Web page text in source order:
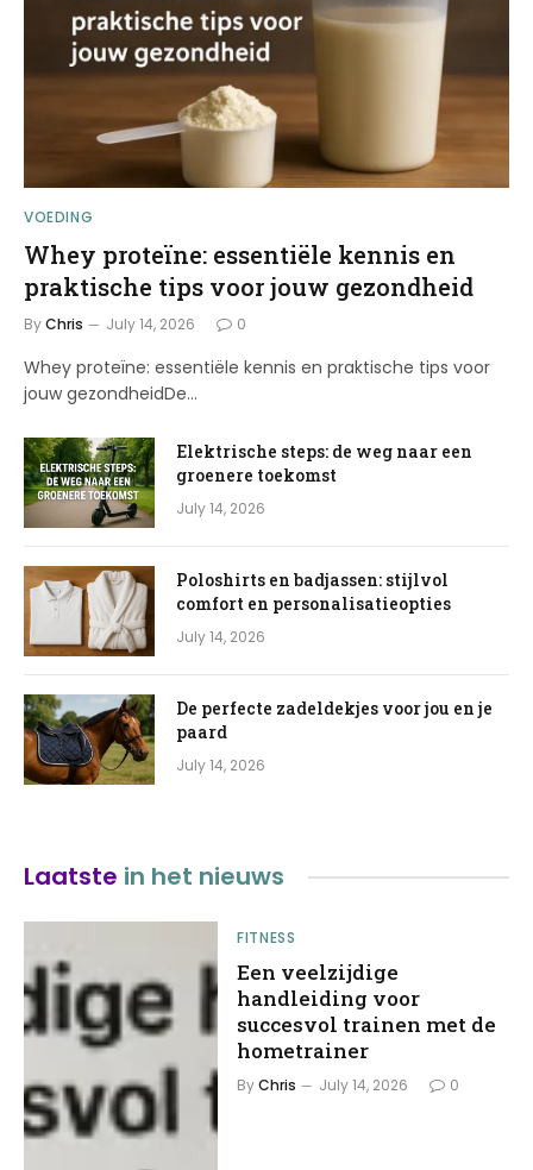
VOEDING
Whey proteïne: essentiële kennis en
praktische tips voor jouw gezondheid
ByChris July 14, 2026 0
Whey proteïne: essentiële kennis en praktische tips voor
jouw gezondheidDe…
Elektrische steps: de weg naar een
groenere toekomst
July 14, 2026
Poloshirts en badjassen: stijlvol
comfort en personalisatieopties
July 14, 2026
De perfecte zadeldekjes voor jou en je
paard
July 14, 2026
Laatste in het nieuws
FITNESS
Een veelzijdige
handleiding voor
succesvol trainen met de
hometrainer
ByChris July 14, 2026 0